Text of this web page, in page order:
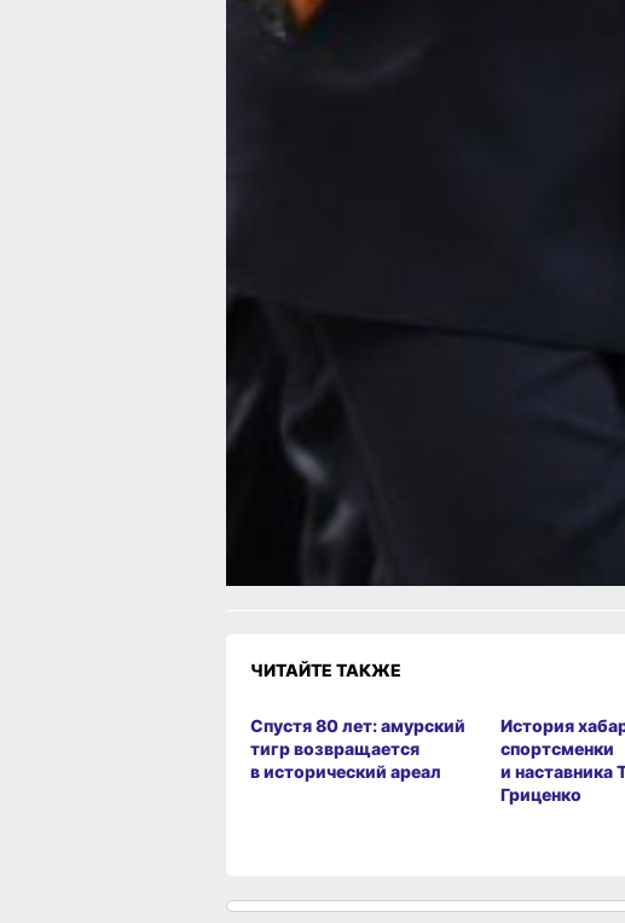
предлагается добавить в закон «О воинской
и военной службе».
отметил 25-летие
Читайте нас в соцсетях:
Одноклассники,
Разочарование
ЧИТАЙТЕ ТАКЖЕ
Спустя 80 лет: амурский
тигр возвращается
в исторический ареал
История
спортсменки
и наставника
Гриценко